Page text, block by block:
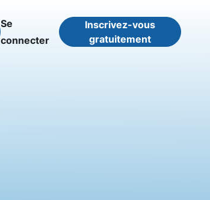
Se
connecter
Inscrivez-vous
gratuitement